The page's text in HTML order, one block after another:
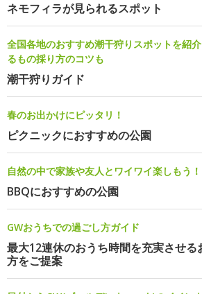
ネモフィラが見られるスポット
全国各地のおすすめ潮干狩りスポットを紹
るもの採り方のコツも
潮干狩りガイド
春のお出かけにピッタリ！
ピクニックにおすすめの公園
自然の中で家族や友人とワイワイ楽しもう！
BBQにおすすめの公園
GWおうちでの過ごし方ガイド
最大12連休のおうち時間を充実させる
方をご提案